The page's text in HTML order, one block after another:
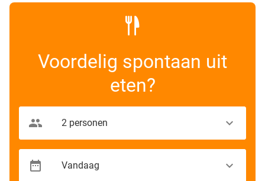
Voordelig spontaan uit
eten?